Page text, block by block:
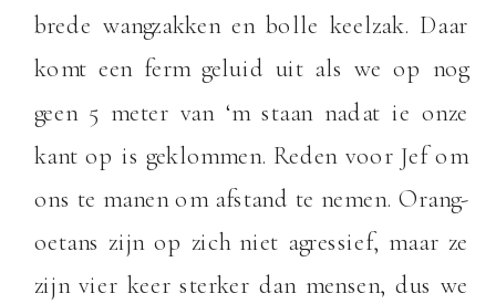
brede wangzakken en bolle keelzak. Daar
komt een ferm geluid uit als we op nog
geen 5 meter van ‘m staan nadat ie onze
kant op is geklommen. Reden voor Jef om
ons te manen om afstand te nemen. Orang-
oetans zijn op zich niet agressief, maar ze
zijn vier keer sterker dan mensen, dus we